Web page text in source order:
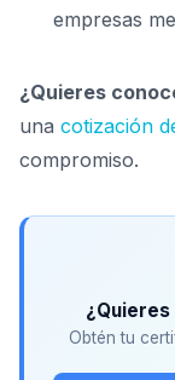
empresas
¿Quieres
una cotización
compromiso.
Obtén tu